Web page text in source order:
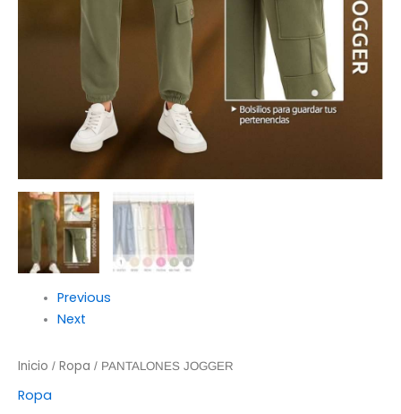
Previous
Next
Inicio / Ropa / PANTALONES JOGGER
Ropa